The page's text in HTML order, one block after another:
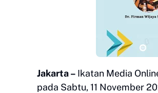
Jakarta – Ikatan Media
pada Sabtu, 11 November